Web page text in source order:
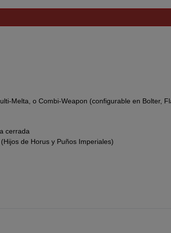
como Deimos es el más popular entre las Legiones
Rhino kit:
Melta, o Combi-Weapon (configurable en Bolter,
cerrada
de Horus y Puños Imperiales)